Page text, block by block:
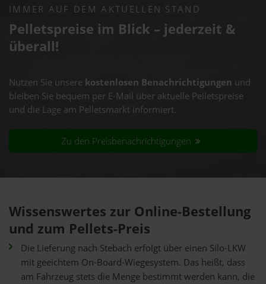
IMMER AUF DEM AKTUELLEN STAND
Pelletspreise im Blick – jederzeit &
überall!
Nutzen Sie unsere kostenlosen Benachrichtigungen und
bleiben Sie bequem per E-Mail über aktuelle Pelletspreise
und die Lage am Pelletsmarkt informiert.
Zu den Preisbenachrichtigungen
Wissenswertes zur Online-Bestellung
und zum Pellets-Preis
Die Lieferung nach Stebach erfolgt über einen Silo-LKW
mit geeichtem On-Board-Wiegesystem. Das heißt, dass
am Fahrzeug stets die Menge bestimmt werden kann, die